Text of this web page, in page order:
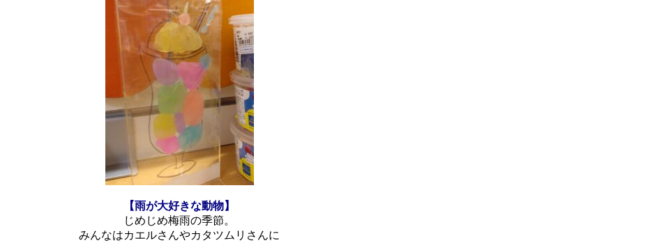
【雨が大好きな動物】
じめじめ梅雨の季節。
みんなはカエルさんやカタツムリさんに